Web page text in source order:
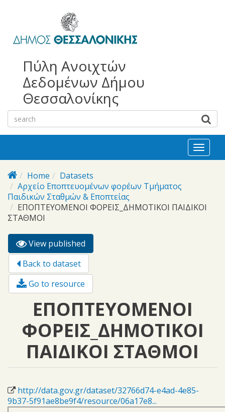
bayan
escort
escort
Πύλη Ανοιχτών
Δεδομένων Δήμου
Θεσσαλονίκης
Toggle
Home
Datasets
Αρχείο Εποπτευομένων φορέων Τμήματος
Παιδικών Σταθμών & Εποπτείας
ΕΠΟΠΤΕΥΟΜΕΝΟΙ ΦΟΡΕΙΣ_ΔΗΜΟΤΙΚΟΙ ΠΑΙΔΙΚΟΙ
ΣΤΑΘΜΟΙ
Primary tabs
View published
tab)
Back to dataset
Go to resource
ΕΠΟΠΤΕΥΟΜΕΝΟΙ
ΦΟΡΕΙΣ_ΔΗΜΟΤΙΚΟΙ
ΠΑΙΔΙΚΟΙ ΣΤΑΘΜΟΙ
http://data.gov.gr/dataset/32766d74-e4ad-4e85-
9b37-5f91ae8be9f4/resource/06a17e8...